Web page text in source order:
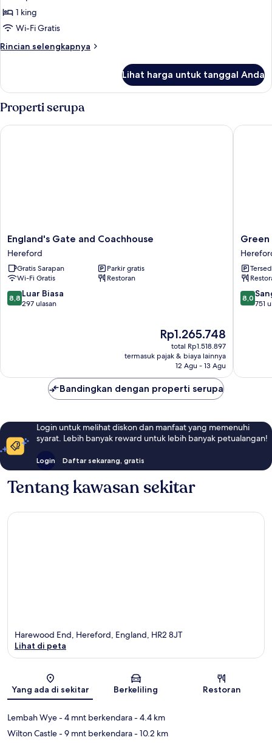
pemandangan
kebun
Room)
1 king
Wi-Fi Gratis
Rincian selengkapnya
Rincian
Studio
Eksekutif,
ensuite,
pemandangan
kebun
Lihat harga untuk tanggal Anda
Properti serupa
England's
Gate
and
Coachhouse
Hereford
England's Gate and Coachhouse
Hereford
Gratis Sarapan
Parkir gratis
Wi-Fi Gratis
Restoran
8.8
dari
8,8 Luar Biasa
297 ulasan
Harga
sekarang
Rp1.265.748
Rp1.265.748
total Rp1.518.897
termasuk pajak & biaya lainnya
12 Agu - 13 Agu
England's Gate and Coachhouse
Green
Dragon
Hotel
8.0
dari
8,0
751
Green
Bandingkan dengan properti serupa
Login untuk melihat diskon dan manfaat yang memenuhi
syarat. Lebih banyak reward untuk lebih banyak petualangan!
Login Daftar sekarang, gratis
Tentang kawasan sekitar
Peta
Harewood End, Hereford, England, HR2 8JT
Lihat di peta
Yang ada di sekitar Berkeliling Restoran
Lembah Wye- 4 mnt berkendara- 4.4 km
Wilton Castle- 9 mnt berkendara- 10.2 km